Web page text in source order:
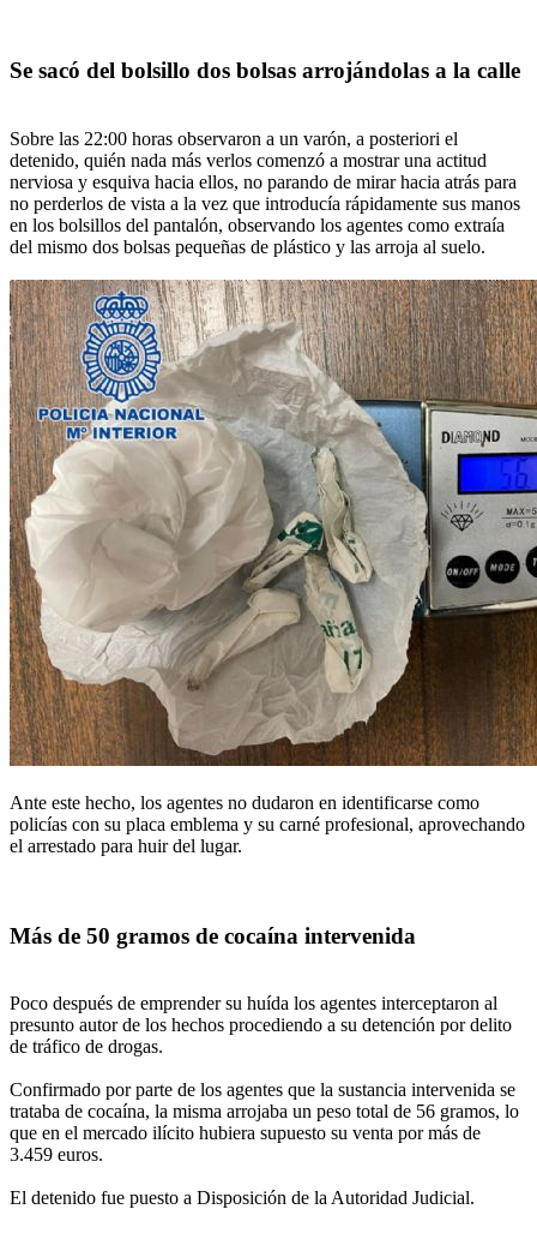
Se sacó del bolsillo dos bolsas arrojándolas a la calle
Sobre las 22:00 horas observaron a un varón, a posteriori el
detenido, quién nada más verlos comenzó a mostrar una actitud
nerviosa y esquiva hacia ellos, no parando de mirar hacia atrás para
no perderlos de vista a la vez que introducía rápidamente sus manos
en los bolsillos del pantalón, observando los agentes como extraía
del mismo dos bolsas pequeñas de plástico y las arroja al suelo.
Ante este hecho, los agentes no dudaron en identificarse como
policías con su placa emblema y su carné profesional, aprovechando
el arrestado para huir del lugar.
Más de 50 gramos de cocaína intervenida
Poco después de emprender su huída los agentes interceptaron al
presunto autor de los hechos procediendo a su detención por delito
de tráfico de drogas.
Confirmado por parte de los agentes que la sustancia intervenida se
trataba de cocaína, la misma arrojaba un peso total de 56 gramos, lo
que en el mercado ilícito hubiera supuesto su venta por más de
3.459 euros.
El detenido fue puesto a Disposición de la Autoridad Judicial.